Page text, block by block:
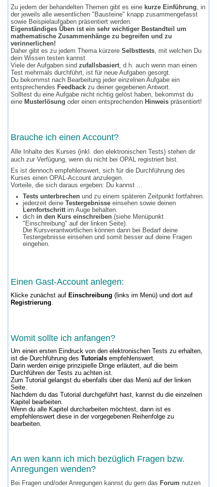
Zu jedem der behandelten Themen gibt es eine kurze Einführung, in
der jeweils alle wesentlichen "Bausteine" knapp zusammengefasst
sowie Beispielaufgaben präsentiert werden.
Eigenständiges Üben ist ein sehr wichtiger Bestandteil um
mathematische Zusammenhänge zu begreifen und zu
verinnerlichen!
Daher gibt es zu jedem Thema kürzereSelbsttests, mit welchen Du
dein Wissen testen kannst.
Viele der Aufgaben sindzufallsbasiert, d.h. auch wenn man einen
Test mehrmals durchführt, ist für neue Aufgaben gesorgt.
Du bekommst nach Bearbeitung jeder einzelnen Aufgabe ein
entsprechendes Feedback zu deiner gegebenen Antwort.
Solltest du eine Aufgabe nicht richtig gelöst haben, bekommst du
eine Musterlösung oder einen entsprechenden Hinweis präsentiert!
Brauche ich einen Account?
Alle Inhalte des Kurses (inkl. den elektronischen Tests) stehen dir
auch zur Verfügung, wenn du nicht bei OPAL registriert bist.
Es ist dennoch empfehlenswert, sich für die Durchführung des
Kurses einen OPAL-Account anzulegen.
Vorteile, die sich daraus ergeben: Du kannst ...
Tests unterbrechenund zu einem späteren Zeitpunkt fortfahren.
jederzeit deine Testergebnisseeinsehen sowie deinen
Lernfortschrittim Auge behalten.
dich in den Kurs einschreiben(siehe Menüpunkt
"Einschreibung" auf der linken Seite).
Die Kursverantwortlichen können dann bei Bedarf deine
Testergebnisse einsehen und somit besser auf deine Fragen
eingehen.
Einen Gast-Account anlegen:
Klicke zunächst auf Einschreibung (links im Menü) und dort auf
Registrierung
Womit sollte ich anfangen?
Um einen ersten Eindruck von den elektronischen Tests zu erhalten,
ist die Durchführung desTutorials empfehlenswert.
Darin werden einige prinzipielle Dinge erläutert, auf die beim
Durchführen der Tests zu achten ist.
Zum Tutorial gelangst du ebenfalls über das Menü auf der linken
Seite.
Nachdem du das Tutorial durchgeführt hast, kannst du die einzelnen
Kapitel bearbeiten.
Wenn du alle Kapitel durcharbeiten möchtest, dann ist es
empfehlenswert diese in der vorgegebenen Reihenfolge zu
bearbeiten.
An wen kann ich mich bezüglich Fragen bzw.
Anregungen wenden?
Bei Fragen und/oder Anregungen kannst du gern das Forum nutzen